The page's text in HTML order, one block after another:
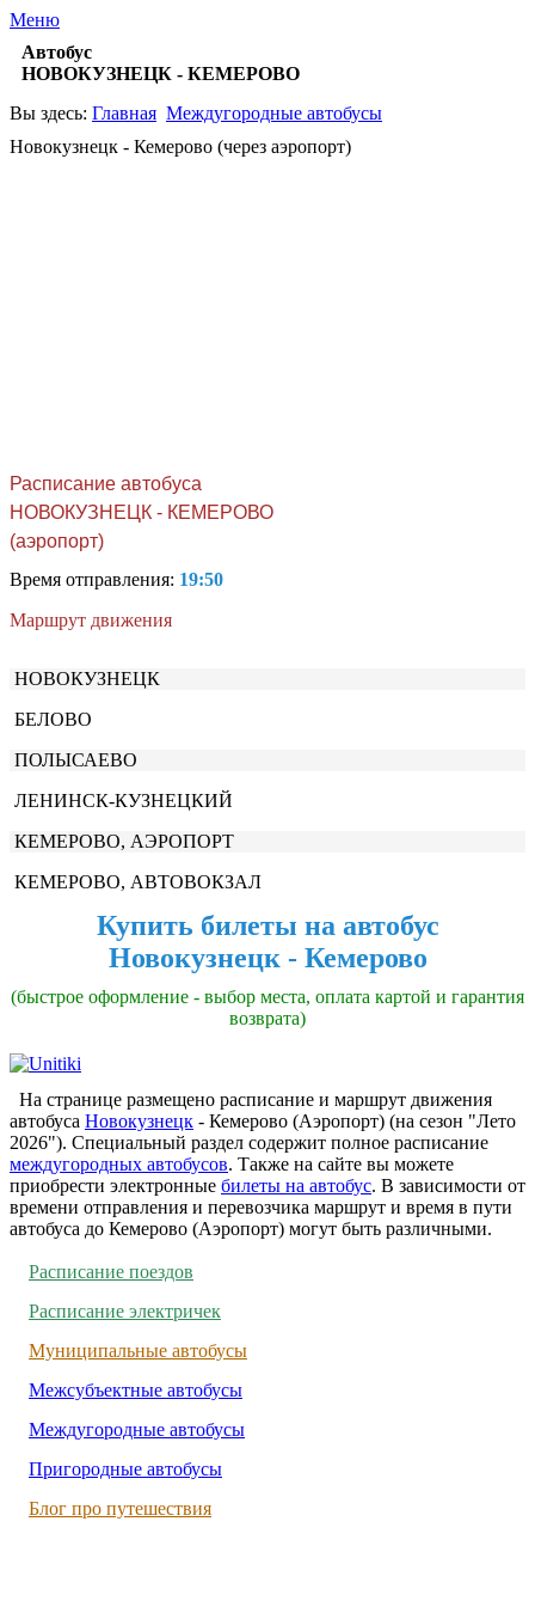
Меню
Автобус
НОВОКУЗНЕЦК - КЕМЕРОВО
Вы здесь: Главная Междугородные автобусы
Новокузнецк - Кемерово (через аэропорт)
Расписание автобуса
НОВОКУЗНЕЦК - КЕМЕРОВО
(аэропорт)
Время отправления: 19:50
Маршрут движения
НОВОКУЗНЕЦК
БЕЛОВО
ПОЛЫСАЕВО
ЛЕНИНСК-КУЗНЕЦКИЙ
КЕМЕРОВО, АЭРОПОРТ
КЕМЕРОВО, АВТОВОКЗАЛ
Купить билеты на автобус
Новокузнецк - Кемерово
(быстрое оформление - выбор места, оплата картой и гарантия
возврата)
На странице размещено расписание и маршрут движения
автобуса Новокузнецк - Кемерово (Аэропорт) (на сезон "Лето
2026"). Специальный раздел содержит полное расписание
междугородных автобусов. Также на сайте вы можете
приобрести электронные билеты на автобус. В зависимости от
времени отправления и перевозчика маршрут и время в пути
автобуса до Кемерово (Аэропорт) могут быть различными.
Расписание поездов
Расписание электричек
Муниципальные автобусы
Межсубъектные автобусы
Междугородные автобусы
Пригородные автобусы
Блог про путешествия